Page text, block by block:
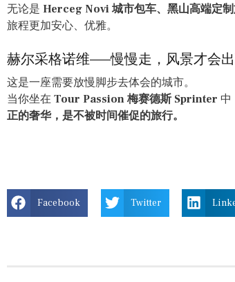
无论是 Herceg Novi 城市包车、黑山高端定
旅程更加安心、优雅。
赫尔采格诺维——慢慢走，风景才会
这是一座需要放慢脚步去体会的城市。
当你坐在 Tour Passion 梅赛德斯 Sprinter 中
正的奢华，是不被时间催促的旅行。
Facebook Twitter